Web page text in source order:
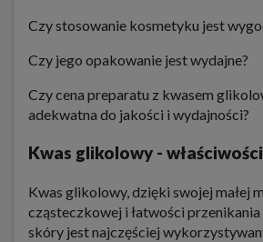
Czy stosowanie kosmetyku jest
Czy jego opakowanie jest wydajne?
Czy cena preparatu z kwasem
adekwatna do jakości i wydajności?
Kwas glikolowy - właściwości
Kwas glikolowy, dzięki swojej małej
cząsteczkowej i łatwości
skóry jest najczęściej